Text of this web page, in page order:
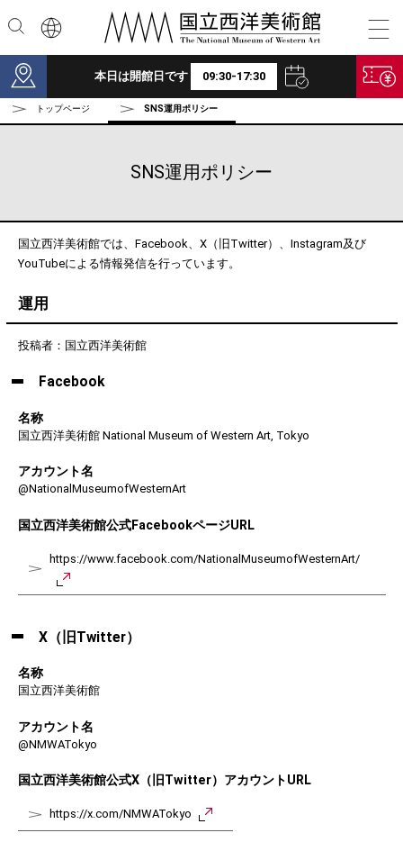
本日は開館日です 09:30-17:30
トップページ SNS運用ポリシー
SNS運用ポリシー
国立西洋美術館では、Facebook、X（旧Twitter）、Instagram及び
YouTubeによる情報発信を行っています。
運用
投稿者：国立西洋美術館
Facebook
名称
国立西洋美術館 National Museum of Western Art, Tokyo
アカウント名
@NationalMuseumofWesternArt
国立西洋美術館公式FacebookページURL
https://www.facebook.com/NationalMuseumofWesternArt/
X（旧Twitter）
名称
国立西洋美術館
アカウント名
@NMWATokyo
国立西洋美術館公式X（旧Twitter）アカウントURL
https://x.com/NMWATokyo